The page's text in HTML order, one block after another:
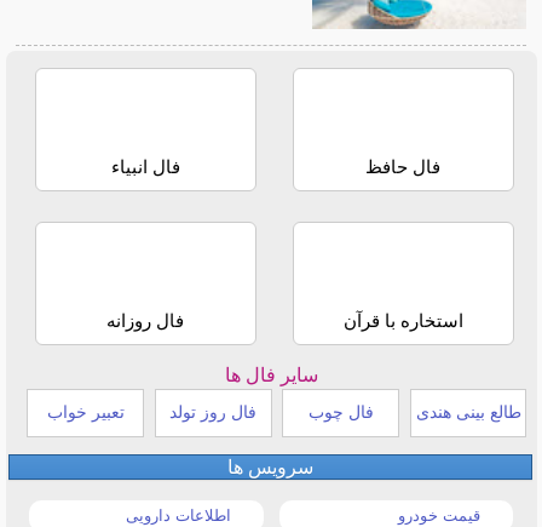
فال حافظ فال انبیاء
استخاره با قرآن فال روزانه
سایر فال ها
طالع بینی هندی فال چوب فال روز تولد تعبیر خواب
سرویس ها
قیمت خودرو اطلاعات دارویی